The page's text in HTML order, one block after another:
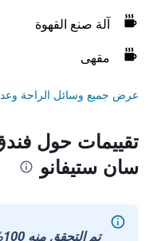
آلة صنع القهوة
مقهى
عرض جميع وسائل الراحة وعددها
تقييمات حول
سان ستيفانو
تم التحقق منه 100%